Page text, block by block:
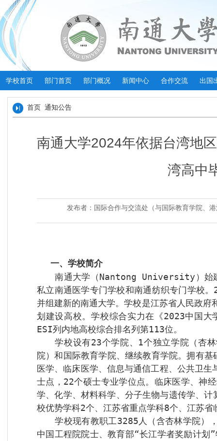
学校首页 部门首页 部门概况 新闻中心 合作交流 出国
首页 通知公告
南通大学2024年依据台湾地
湾高中
发布者：国际合作与交流处（与国际教育学院、
一、学校简介
南通大学（Nantong University ）始
私立南通医学专门学校和南通纺织专门学校。
并组建新的南通大学。学校是江苏省人民政
划建设高校。学校综合实力在《2023中国大
ESI列内地高校综合排名列第113位。
学校设有23个学院、 1个独立学院（杏
院）和国际教育学院、继续教育学院。拥有
医学、临床医学、信息与通信工程、公共卫生
士点， 22个硕士专业学位点。临床医学、神
学、化学、材料科学、分子生物与遗传学、计
校优势学科2个、江苏省重点学科8个、江苏省
学校现有教职工3285 人（含杏林学院）
中国工程院院士、教育部“长江学者奖励计划